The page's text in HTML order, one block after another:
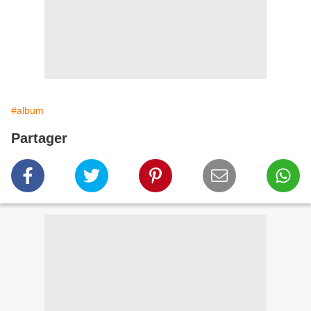
#album
Partager